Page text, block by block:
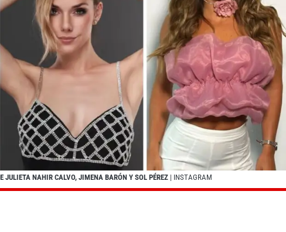
JULIETA NAHIR CALVO, JIMENA BARÓN Y SOL PÉREZ | INSTAGRAM